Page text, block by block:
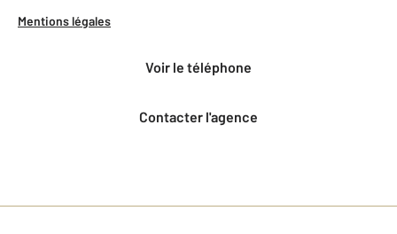
Mentions légales
voir le téléphone
Contacter l'agence